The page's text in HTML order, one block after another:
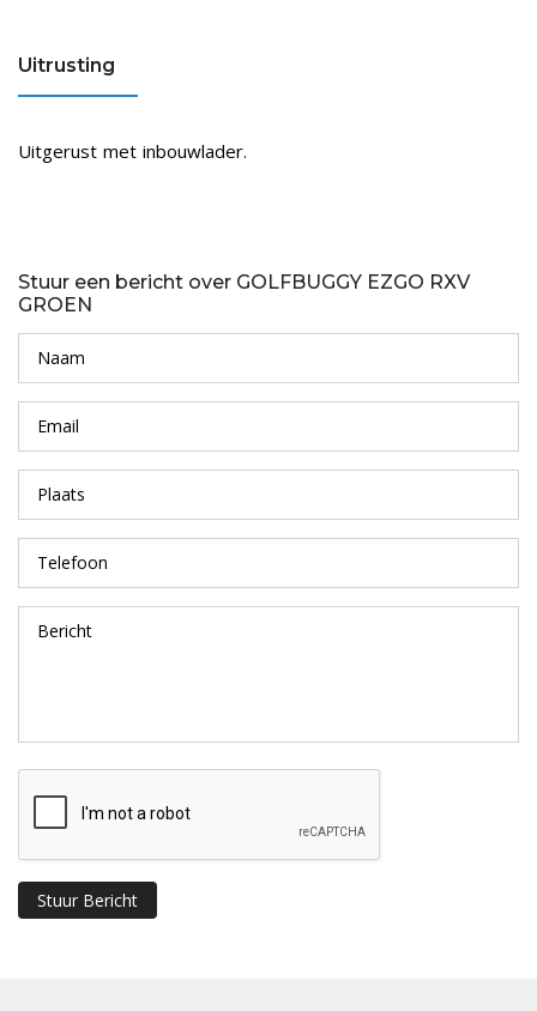
Uitrusting
Uitgerust met inbouwlader.
Stuur een bericht over GOLFBUGGY EZGO RXV
GROEN
Stuur Bericht